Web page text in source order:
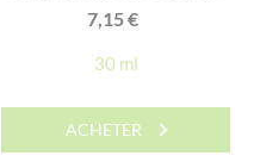
7,15€
30 ml
ACHETER